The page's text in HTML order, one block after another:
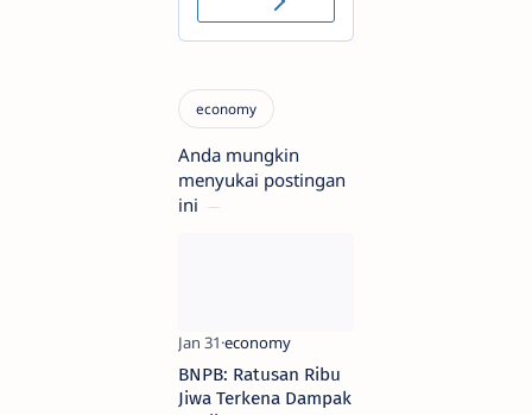
Anda mungkin
menyukai postingan
ini
BNPB: Ratusan Ribu
Jiwa Terkena Dampak